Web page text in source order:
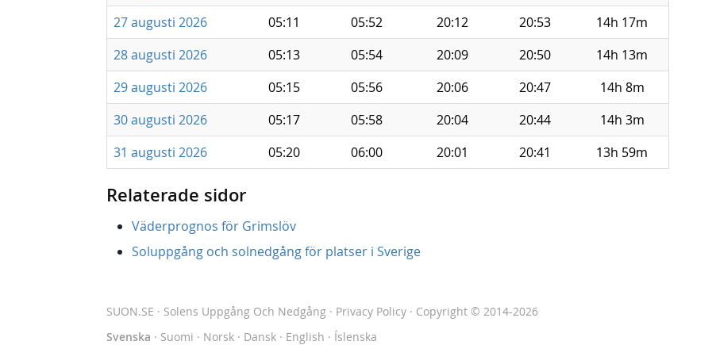
27 augusti 2026
05:11 05:52 20:12 20:53
14h 17m
28 augusti 2026
05:13 05:54 20:09 20:50
14h 13m
29 augusti 2026
05:15 05:56 20:06 20:47
14h 8m
30 augusti 2026
05:17 05:58 20:04 20:44
14h 3m
31 augusti 2026
05:20 06:00 20:01 20:41 13h 59m
Relaterade sidor
Väderprognos för Grimslöv
Soluppgång och solnedgång för platser i Sverige
SUON.SE · Solens Uppgång Och Nedgång · Privacy Policy · Copyright © 2014-2026
Svenska · Suomi · Norsk · Dansk · English · Íslenska